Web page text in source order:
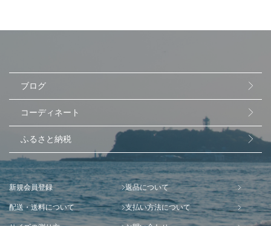
ブログ
コーディネート
ふるさと納税
新規会員登録 返品について
配送・送料について 支払い方法について